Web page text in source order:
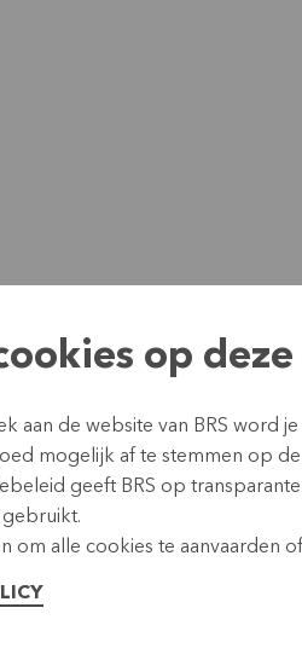
dwingen soms tot
we op 17 januari, gaven voor
Ecuador kampt al enkele
op
aan de website van BRS word
mogelijk af te stemmen op
geeft BRS op
gebruikt.
om alle cookies te aanvaarden